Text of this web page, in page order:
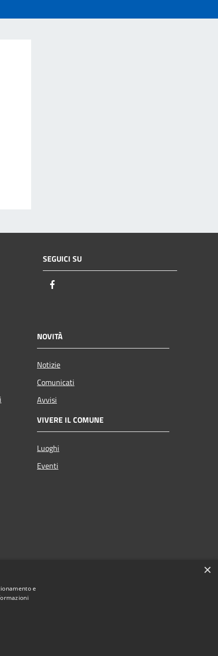
SEGUICI SU
NOVITÀ
Notizie
Comunicati
Avvisi
VIVERE IL COMUNE
Luoghi
Eventi
×
e